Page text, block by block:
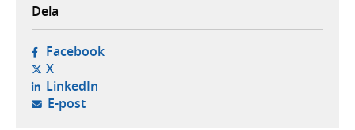
Dela
Facebook- öppnas i ny flik, extern webbplats,
X- öppnas i ny flik, extern webbplats,
LinkedIn- öppnas i ny flik, extern webbplats,
E-post- öppnar din e-postklient,